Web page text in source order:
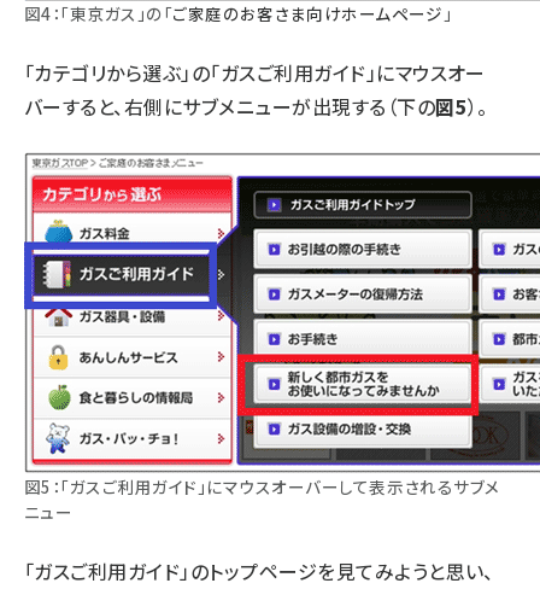
図4：「東京ガス」の「ご家庭のお客さま向けホームページ 」
「カテゴリから選ぶ」の「ガスご利用ガイド」にマウスオー
バーすると、右側にサブメニューが出現する（下の図5）。
図5：「ガスご利用ガイド」にマウスオーバーして表示されるサブメ
ニュー
「ガスご利用ガイド」のトップページを見てみようと思い、